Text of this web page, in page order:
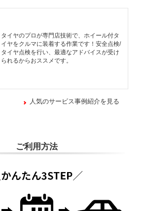
タイヤのプロが専門店技術で、ホイール付タ
イヤをクルマに装着する作業です！安全点検/
タイヤ点検を行い、最適なアドバイスが受け
られるからおススメです。
人気のサービス事例紹介を見る
ご利用方法